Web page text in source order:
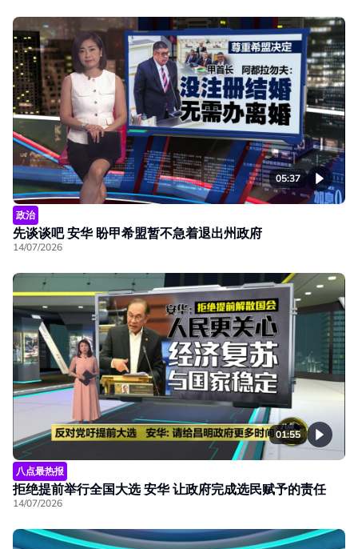
05:37
政治
先谈谈吧 安华 盼甲希盟暂不急着退出州政府
14/07/2026
01:55
八点最热报
拒绝提前举行全国大选 安华 让政府完成选民赋予的责任
14/07/2026